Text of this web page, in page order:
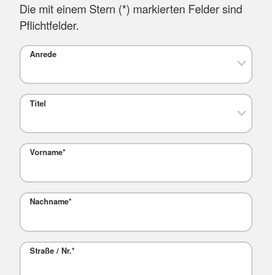
Die mit einem Stern (*) markierten Felder sind
Pflichtfelder.
Anrede
Titel
Vorname*
Nachname*
Straße / Nr.*